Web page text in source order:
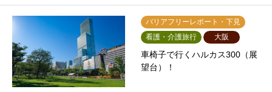
バリアフリーレポート・下見
看護・介護旅行
大阪
車椅子で行くハルカス300（展
望台）！